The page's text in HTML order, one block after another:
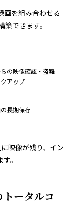
画を組み合わせる
できます。
の映像確認・盗難
アップ
長期保存
映像が残り、イン
。
ータルコ